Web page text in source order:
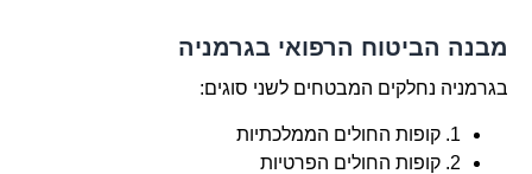
מבנה הביטוח הרפואי בגרמניה
בגרמניה נחלקים המבטחים לשני סוגים:
1. קופות החולים הממלכתיות
2. קופות החולים הפרטיות